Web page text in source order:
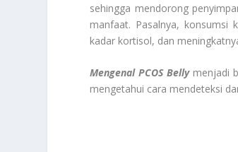
sehingga mendorong
manfaat. Pasalnya, konsumsi
kadar kortisol, dan
Mengenal PCOS Bellymenjadi
mengetahui cara mendeteksi